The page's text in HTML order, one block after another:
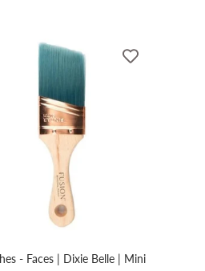
- Faces | Dixie Belle | Mini